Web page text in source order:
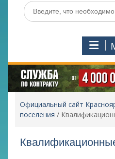
Поиск
по:
Официальный сайт
поселения /